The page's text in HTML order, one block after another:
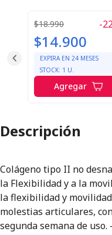
$18.990 -
$14.900
EXPIRA EN 24 MESES
STOCK: 1 U.
Agregar
Descripción
Colágeno tipo II no
la Flexibilidad y a la
la flexibilidad y
molestias articulares,
segunda semana de uso.